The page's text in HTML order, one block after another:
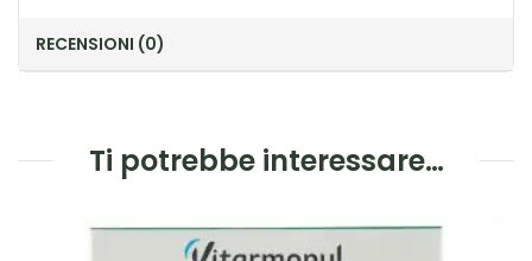
RECENSIONI (0)
Ti potrebbe interessare…